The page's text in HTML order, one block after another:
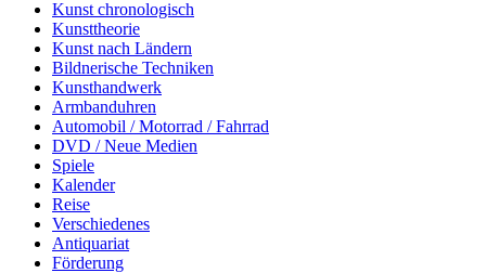
Kunst chronologisch
Kunsttheorie
Kunst nach Ländern
Bildnerische Techniken
Kunsthandwerk
Armbanduhren
Automobil / Motorrad / Fahrrad
DVD / Neue Medien
Spiele
Kalender
Reise
Verschiedenes
Antiquariat
Förderung